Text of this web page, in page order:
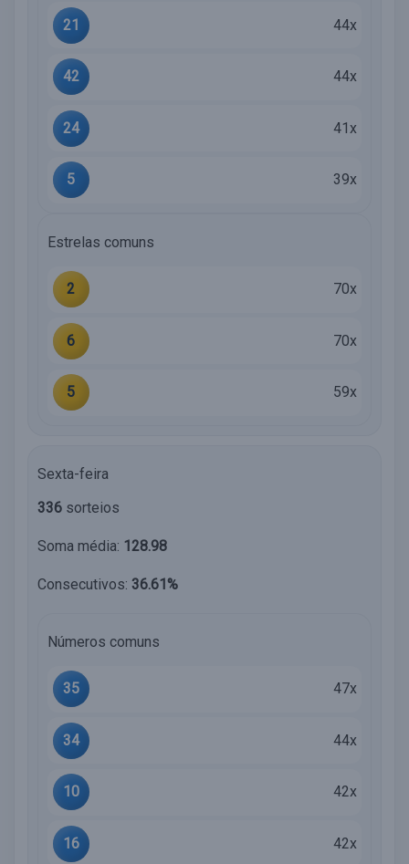
21 44x
42 44x
24 41x
5 39x
Estrelas comuns
2 70x
6 70x
5 59x
Sexta-feira
336 sorteios
Soma média: 128.98
Consecutivos: 36.61%
Números comuns
35 47x
34 44x
10 42x
16 42x